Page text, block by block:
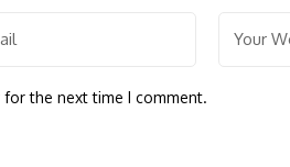
the next time I comment.